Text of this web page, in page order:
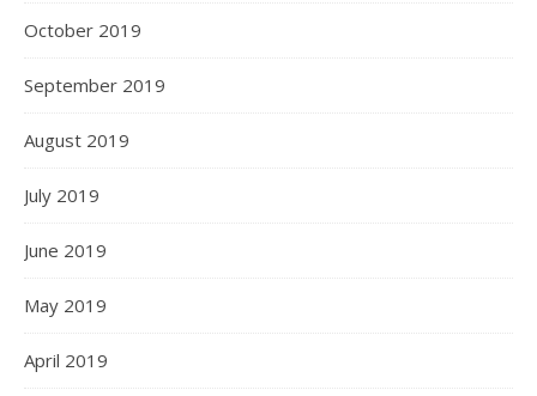
October 2019
September 2019
August 2019
July 2019
June 2019
May 2019
April 2019